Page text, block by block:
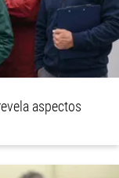
aspectos